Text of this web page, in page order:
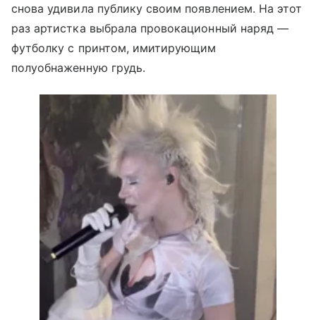
снова удивила публику своим появлением. На этот
раз артистка выбрала провокационный наряд —
футболку с принтом, имитирующим
полуобнаженную грудь.